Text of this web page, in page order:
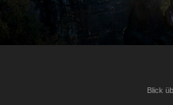
Blick